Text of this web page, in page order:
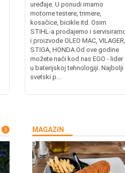
uređaje. U ponudi imamo
motorne testere, trimere,
kosačice, bicikle itd. Osim
STIHL-a prodajemo i
i proizvode OLEO MAC, VILAGER,
STIGA, HONDA.Od ove godine
možete naći kod nas EGO - lider
u baterijskoj tehnologiji. Najbolji
svetski p...
MAGAZIN